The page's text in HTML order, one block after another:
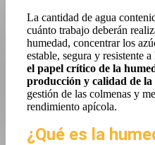
La cantidad de agua
cuánto trabajo deberán
humedad, concentrar los
estable, segura y resistente
el papel crítico de la
producción y calidad de la
gestión de las colmenas y
rendimiento apícola.
¿Qué es la